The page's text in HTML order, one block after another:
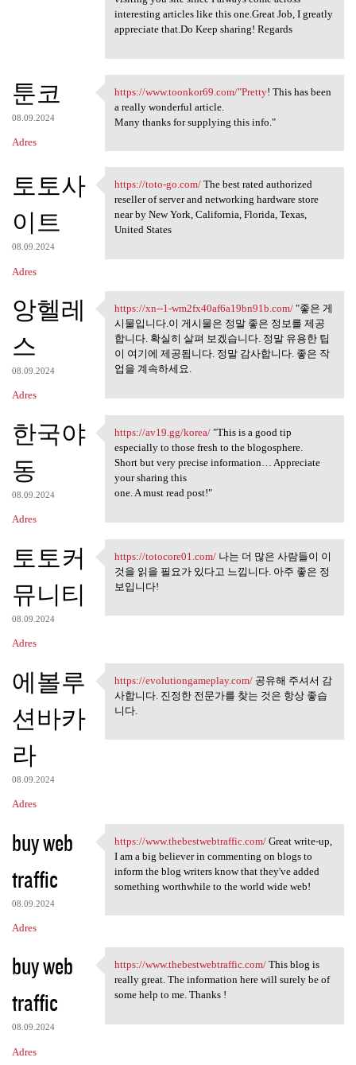
interesting articles like this one.Great Job, I greatly
appreciate that.Do Keep sharing! Regards
툰코
08.09.2024
Adres
https://www.toonkor69.com/
https://www.toonkor69.com/"Pretty! This has been
a really wonderful article.
Many thanks for supplying this info."
토토사
이트
08.09.2024
Adres
https://toto-go.com/ The best
https://toto-go.com/The best rated authorized
reseller of server and networking hardware store
near by New York, California, Florida, Texas,
United States
앙헬레
스
08.09.2024
Adres
https://xn--1
https://xn--1-wm2fx40af6a19bn91b.com/"좋은 게
시물입니다.이 게시물은 정말 좋은 정보를 제공
합니다. 확실히 살펴 보겠습니다. 정말 유용한 팁
이 여기에 제공됩니다. 정말 감사합니다. 좋은 작
업을 계속하세요.
한국야
동
08.09.2024
Adres
https://av19.gg/korea/ "This
https://av19.gg/korea/"This is a good tip
especially to those fresh to the blogosphere.
Short but very precise information… Appreciate
your sharing this
one. A must read post!"
토토커
뮤니티
08.09.2024
Adres
https://totocore01.com/ 나는 더
https://totocore01.com/나는 더 많은 사람들이 이
것을 읽을 필요가 있다고 느낍니다. 아주 좋은 정
보입니다!
에볼루
션바카
라
08.09.2024
Adres
https://evolutiongameplay.com
https://evolutiongameplay.com/공유해 주셔서 감
사합니다. 진정한 전문가를 찾는 것은 항상 좋습
니다.
buy web
traffic
08.09.2024
Adres
https://www.thebestwebtraffic
https://www.thebestwebtraffic.com/Great write-up,
I am a big believer in commenting on blogs to
inform the blog writers know that they've added
something worthwhile to the world wide web!
buy web
traffic
08.09.2024
Adres
https://www.thebestwebtraffic
https://www.thebestwebtraffic.com/This blog is
really great. The information here will surely be of
some help to me. Thanks !